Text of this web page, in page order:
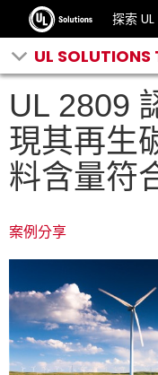
探索
UL
UL 2809
現其再生
料含量符
案例分享